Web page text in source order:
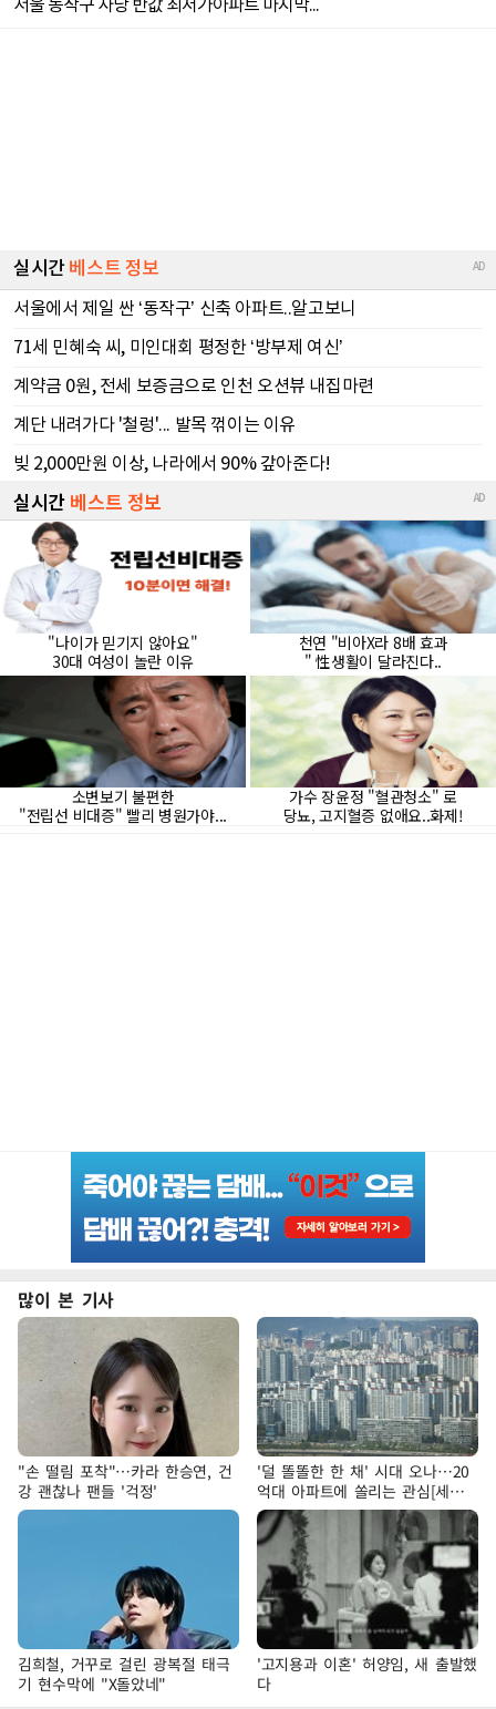
많이 본 기사
"손 떨림 포착"…카라 한승연, 건
강 괜찮나 팬들 '걱정'
'덜 똘똘한 한 채' 시대 오나…20
억대 아파트에 쏠리는 관심[세제
개편, 그 이후②]
김희철, 거꾸로 걸린 광복절 태극
기 현수막에 "X돌았네"
'고지용과 이혼' 허양임, 새 출발했
다